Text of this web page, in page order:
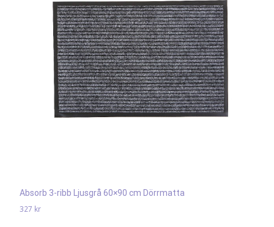
Absorb 3-ribb Ljusgrå 60×90 cm Dörrmatta
327 kr